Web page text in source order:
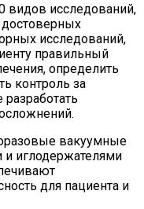
видов исследований,
исследований,
правильный
определить
контроль за
вакуумные
иглодержателями
для пациента и